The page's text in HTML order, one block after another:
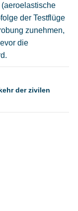
der Testflüge
zunehmen,
die
der zivilen